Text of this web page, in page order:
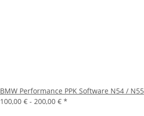
BMW Performance PPK Software N54 / N55
100,00 € - 200,00 € *